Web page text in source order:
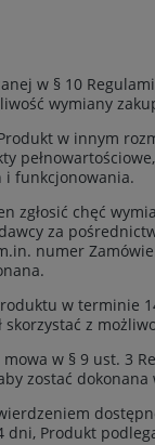
w § 10
wymiany
w innym
i funkcjonowania.
zgłosić chęć
za
numer
w
z
w § 9 ust. 3
zostać
Produkt